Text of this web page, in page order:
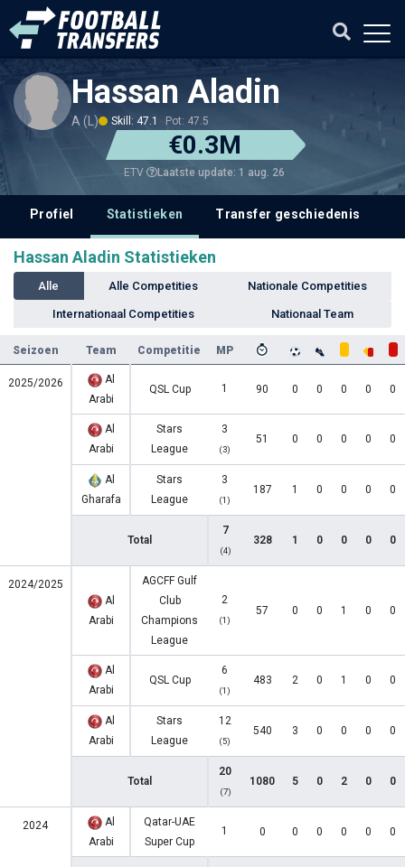
Hassan Aladin
A (L) Skill: 47.1 Pot: 47.5
€0.3M
ETV Laatste update: 1 aug. 26
Profiel Statistieken Transfer geschiedenis
Hassan Aladin Statistieken
Alle Alle Competities Nationale Competities
Internationaal Competities Nationaal Team
Seizoen Team Competitie MP
2025/2026
Al
Arabi
QSL Cup 1 90 0 0 0 0 0
Al
Arabi
Stars
League
3
(3)
51 0 0 0 0 0
Al
Gharafa
Stars
League
3
(1)
187 1 0 0 0 0
Total
7
(4)
328 1 0 0 0 0
2024/2025
Al
Arabi
AGCFF Gulf
Club
Champions
League
2
(1)
57 0 0 1 0 0
Al
Arabi
QSL Cup
6
(1)
483 2 0 1 0 0
Al
Arabi
Stars
League
12
(5)
540 3 0 0 0 0
Total
20
(7)
1080 5 0 2 0 0
2024
Al
Arabi
Qatar-UAE
Super Cup
1 0 0 0 0 0 0